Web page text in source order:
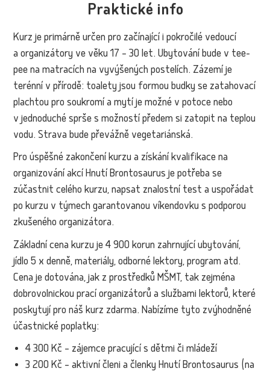
Praktické info
Kurz je primárně určen pro začínající i pokročilé vedoucí
a organizátory ve věku 17 – 30 let. Ubytování bude v tee-
pee na matracích na vyvýšených postelích. Zázemí je
terénní v přírodě: toalety jsou formou budky se zatahovací
plachtou pro soukromí a mytí je možné v potoce nebo
v jednoduché sprše s možností předem si zatopit na teplou
vodu. Strava bude převážně vegetariánská.
Pro úspěšné zakončení kurzu a získání kvalifikace na
organizování akcí Hnutí Brontosaurus je potřeba se
zúčastnit celého kurzu, napsat znalostní test a uspořádat
po kurzu v týmech garantovanou víkendovku s podporou
zkušeného organizátora.
Základní cena kurzu je 4 900 korun zahrnující ubytování,
jídlo 5 x denně, materiály, odborné lektory, program atd.
Cena je dotována, jak z prostředků MŠMT, tak zejména
dobrovolnickou prací organizátorů a službami lektorů, které
poskytují pro náš kurz zdarma. Nabízíme tyto zvýhodněné
účastnické poplatky:
4 300 Kč – zájemce pracující s dětmi či mládeží
3 200 Kč – aktivní členi a členky Hnutí Brontosaurus (na